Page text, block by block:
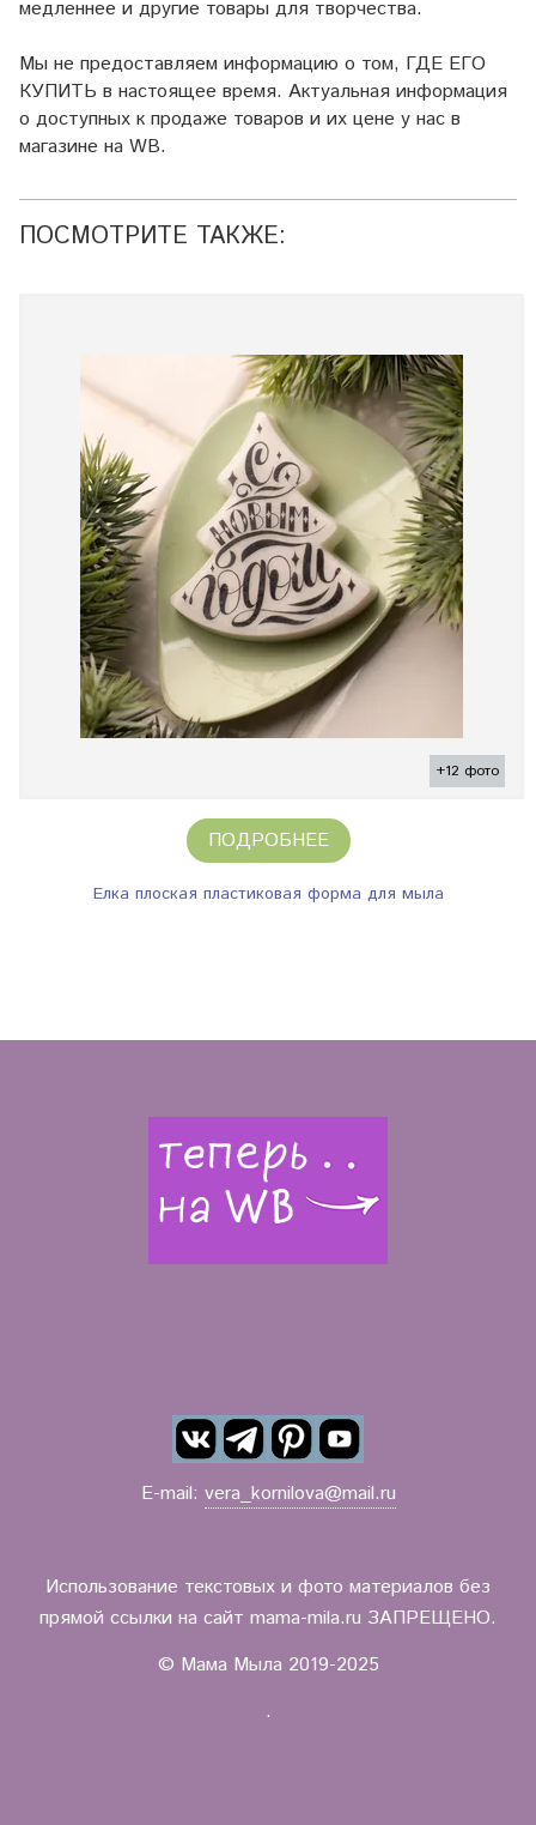
медленнее и другие товары для творчества.
Мы не предоставляем информацию о том, ГДЕ ЕГО
КУПИТЬ в настоящее время. Актуальная информация
о доступных к продаже товаров и их цене у нас в
магазине на WB.
ПОСМОТРИТЕ ТАКЖЕ:
+12 фото
ПОДРОБНЕЕ
Елка плоская пластиковая форма для мыла
E-mail: vera_kornilova@mail.ru
Использование текстовых и фото материалов без
прямой ссылки на сайт mama-mila.ru ЗАПРЕЩЕНО.
© Мама Мыла 2019-2025
.